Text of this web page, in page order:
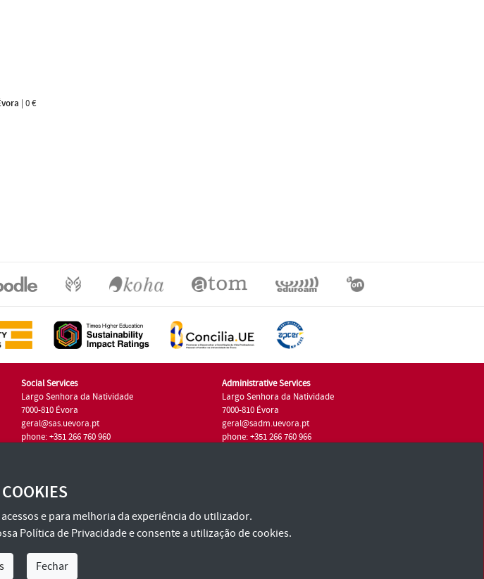
| 0 €
Social Services
Largo Senhora da Natividade
7000-810 Évora
geral@sas.uevora.pt
phone: +351 266 760 960
Administrative Services
Largo Senhora da Natividade
7000-810 Évora
geral@sadm.uevora.pt
phone: +351 266 760 966
e para melhoria da experiência do utilizador.
Política de Privacidadee consente a utilização de cookies.
Fechar